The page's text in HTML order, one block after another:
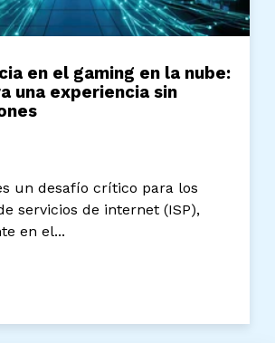
en el gaming en la nube:
una experiencia sin
un desafío crítico para los
servicios de internet (ISP),
en el...